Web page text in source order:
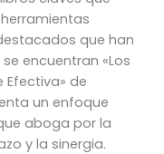
que han
encuentran «Los
Efectiva» de
un enfoque
aboga por la
y la sinergia.